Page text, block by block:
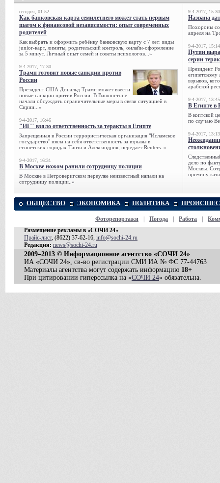
сегодня, 01:52
Как банковская карта семилетнего может стать первым
шагом к финансовой независимости: опыт современных
родителей
Как выбрать и оформить ребёнку банковскую карту с 7 лет: виды
junior-карт, лимиты, родительский контроль, онлайн-оформление
за 5 минут. Личный опыт семей и советы психологов...»
9-4-2017, 17:30
Трамп готовит новые санкции против
России
Президент США Дональд Трамп может ввести
новые санкции против России. В Вашингтоне
начали обсуждать ограничительные меры в связи ситуацией в
Сирии...»
9-4-2017, 16:46
"ИГ" взяло ответственность за теракты в Египте
Запрещенная в России террористическая организация "Исламское
государство" взяла на себя ответственность за взрывы в
египетских городах Танта и Александрия, передает Reuters..»
9-4-2017, 16:31
В Москве ножом ранили сотрудницу полиции
В Москве в Петроверигском переулке неизвестный напали на
сотрудницу полиции..»
9-4-2017, 15:30
Названа
Похороны
апреля на
9-4-2017, 15:14
Путин
серии
Президент
египетскому
взрывов,
арабской
9-4-2017, 13:45
В Египте в
В коптской
по случаю
9-4-2017, 13:13
дело по
Москвы.
причину
ОБЩЕСТВО ЭКОНОМИКА ПОЛИТИКА
Фоторепортажи Погода Работа
Размещение рекламы в «СОЧИ 24»
Прайс-лист, (8622) 37-62-16, info@sochi-24.ru
Редакция: news@sochi-24.ru
2009–2013 © Информационное агентство «СОЧИ 24»
ИА «СОЧИ 24», св-во регистрации СМИ ИА № ФС 77-44763
Материалы агентства могут содержать информацию 18+
При цитировании гиперссылка на «СОЧИ 24» обязательна.